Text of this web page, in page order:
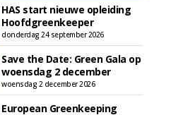
HAS start nieuwe opleiding
Hoofdgreenkeeper
donderdag 24 september 2026
Save the Date: Green Gala op
woensdag 2 december
woensdag 2 december 2026
European Greenkeeping